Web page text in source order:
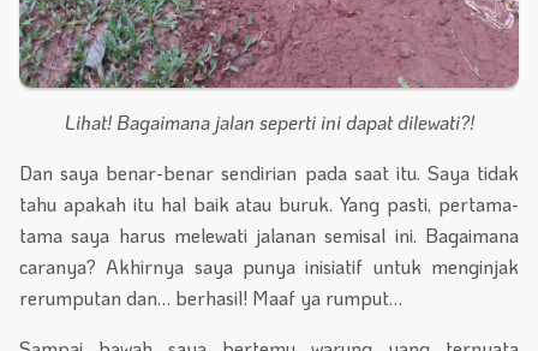
Lihat! Bagaimana jalan seperti ini dapat dilewati?!
Dan saya benar-benar sendirian pada saat itu. Saya tidak
tahu apakah itu hal baik atau buruk. Yang pasti, pertama-
tama saya harus melewati jalanan semisal ini. Bagaimana
caranya? Akhirnya saya punya inisiatif untuk menginjak
rerumputan dan… berhasil! Maaf ya rumput…